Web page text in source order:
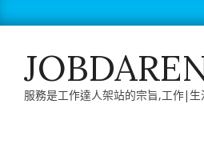
to
服務是工作達人架站的宗旨,工作|